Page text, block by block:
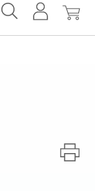
MonMon